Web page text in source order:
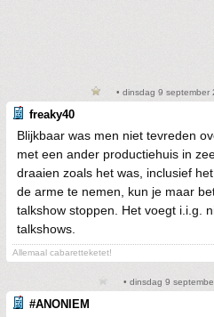
• dinsdag 9 september
freaky40
Blijkbaar was men niet tevreden
met een ander productiehuis in
draaien zoals het was, inclusief
de arme te nemen, kun je maar
talkshow stoppen. Het voegt i.i.g.
talkshows.
Allemaal cabaretteketet!
• dinsdag 9
#ANONIEM